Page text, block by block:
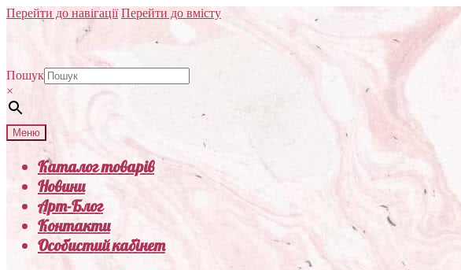
Перейти до навігації Перейти до вмісту
Пошук
×
Меню
Каталог товарів
Новини
Арт-Блог
Контакти
Особистий кабінет